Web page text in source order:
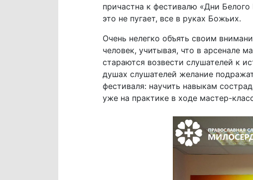
причастна к фестивалю «Дни
это не пугает, все в руках Божьих.
Очень нелегко объять своим
человек, учитывая, что в арсенале
стараются возвести слушателей к
душах слушателей желание
фестиваля: научить навыкам
уже на практике в ходе мастер-